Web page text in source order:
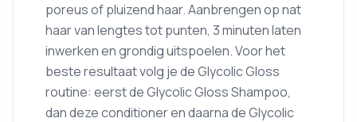
poreus of pluizend haar. Aanbrengen op nat
haar van lengtes tot punten, 3 minuten laten
inwerken en grondig uitspoelen. Voor het
beste resultaat volg je de Glycolic Gloss
routine: eerst de Glycolic Gloss Shampoo,
dan deze conditioner en daarna de Glycolic